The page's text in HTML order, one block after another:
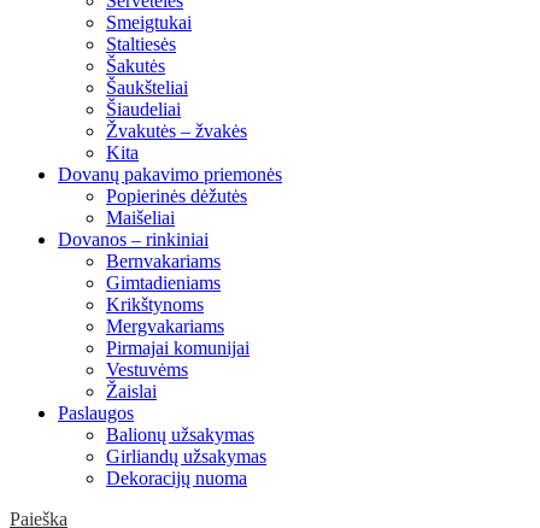
Smeigtukai
Staltiesės
Šakutės
Šaukšteliai
Šiaudeliai
Žvakutės – žvakės
Kita
Dovanų pakavimo priemonės
Popierinės dėžutės
Maišeliai
Dovanos – rinkiniai
Bernvakariams
Gimtadieniams
Krikštynoms
Mergvakariams
Pirmajai komunijai
Vestuvėms
Žaislai
Paslaugos
Balionų užsakymas
Girliandų užsakymas
Dekoracijų nuoma
Paieška